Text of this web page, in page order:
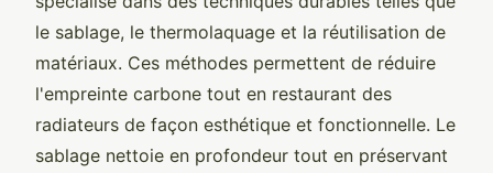
le sablage, le thermolaquage et la réutilisation de
matériaux. Ces méthodes permettent de réduire
l'empreinte carbone tout en restaurant des
radiateurs de façon esthétique et fonctionnelle. Le
sablage nettoie en profondeur tout en préservant